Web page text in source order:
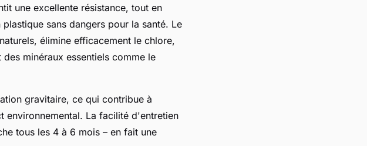
une excellente résistance, tout en
sans dangers pour la santé. Le
élimine efficacement le chlore,
minéraux essentiels comme le
gravitaire, ce qui contribue à
environnemental. La facilité d'entretien
tous les 4 à 6 mois – en fait une